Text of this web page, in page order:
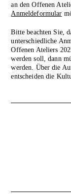
an den Offenen
Anmeldeformular
Bitte beachten Sie,
unterschiedliche
Offenen Ateliers
werden soll, dann
werden. Über die
entscheiden die